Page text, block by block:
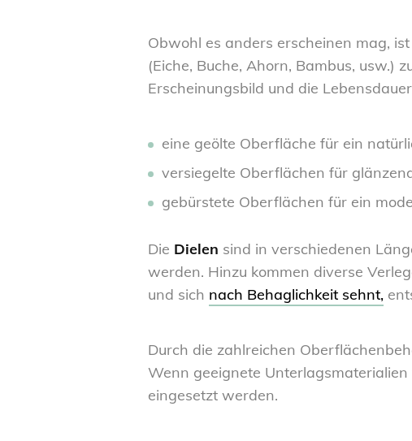
Obwohl es anders erscheinen mag, ist
(Eiche, Buche, Ahorn, Bambus, usw.)
Erscheinungsbild und die
eine geölte Oberfläche für ein
versiegelte Oberflächen für
gebürstete Oberflächen für ein
Die Dielen sind in verschiedenen
werden. Hinzu kommen diverse
und sich nach Behaglichkeit sehnt,
Durch die zahlreichen
Wenn geeignete
eingesetzt werden.